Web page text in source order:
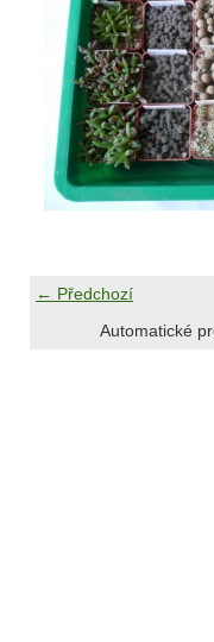
← Předchozí
Automatické